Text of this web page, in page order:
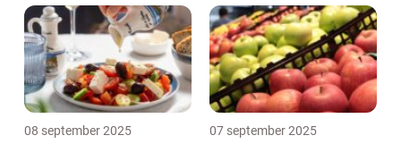
08 september 2025 07 september 2025